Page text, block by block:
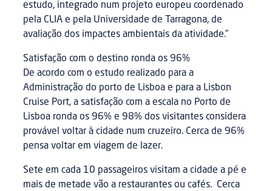
estudo, integrado num projeto europeu coordenado
pela CLIA e pela Universidade de Tarragona, de
avaliação dos impactes ambientais da atividade.”
Satisfação com o destino ronda os 96%
De acordo com o estudo realizado para a
Administração do porto de Lisboa e para a Lisbon
Cruise Port, a satisfação com a escala no Porto de
Lisboa ronda os 96% e 98% dos visitantes considera
provável voltar à cidade num cruzeiro. Cerca de 96%
pensa voltar em viagem de lazer.
Sete em cada 10 passageiros visitam a cidade a pé e
mais de metade vão a restaurantes ou cafés. Cerca